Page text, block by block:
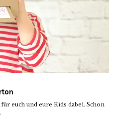
euch und eure Kids dabei. Schon